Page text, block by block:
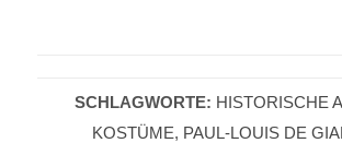
SCHLAGWORTE: HISTORISCHE
KOSTÜME, PAUL-LOUIS DE